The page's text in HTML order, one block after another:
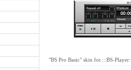
"BS Pro Basic" skin for.:::BS-